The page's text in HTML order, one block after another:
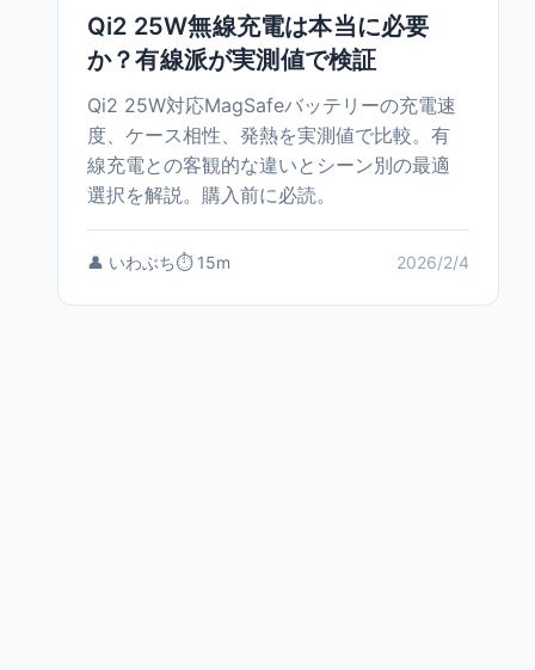
Qi2 25W無線充電は本当に必要
か？有線派が実測値で検証
Qi2 25W対応MagSafeバッテリーの充電速
度、ケース相性、発熱を実測値で比較。有
線充電との客観的な違いとシーン別の最適
選択を解説。購入前に必読。
👤 いわぶち⏱️ 15m 2026/2/4